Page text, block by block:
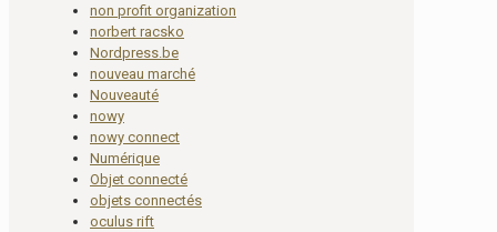
non profit organization
norbert racsko
Nordpress.be
nouveau marché
Nouveauté
nowy
nowy connect
Numérique
Objet connecté
objets connectés
oculus rift